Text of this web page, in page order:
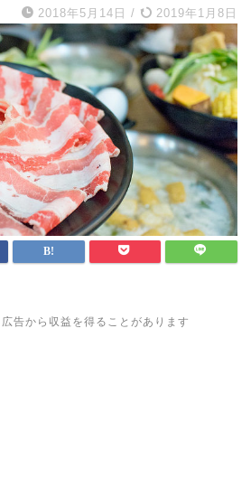
2018年5月14日 / 2019年1月8日
告から収益を得ることがあります